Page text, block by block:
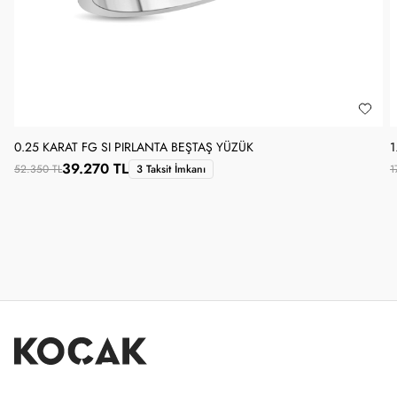
0.25 KARAT FG SI PIRLANTA BEŞTAŞ YÜZÜK
52.350 TL39.270 TL 3 Taksit İmkanı